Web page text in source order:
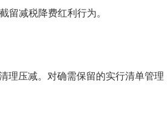
留减税降费红利行为。
理压减。对确需保留的实行清单管